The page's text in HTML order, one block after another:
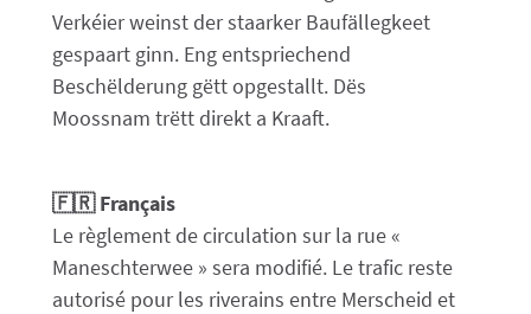
Verkéier weinst der staarker Baufällegkeet
gespaart ginn. Eng entspriechend
Beschëlderung gëtt opgestallt. Dës
Moossnam trëtt direkt a Kraaft.
🇫🇷 Français
Le règlement de circulation sur la rue «
Maneschterwee » sera modifié. Le trafic reste
autorisé pour les riverains entre Merscheid et